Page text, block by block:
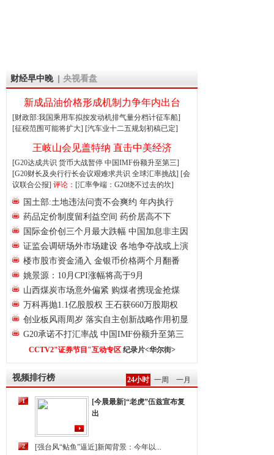
财经早中晚 央视看盘
新成品油价格形成机制力争年内出台
[财政部:我国乘用车拟按发动机排气量分档计征车船]
[征税范围可能将扩大] [汽车业十二五规划初稿已定]
王岐山会见盖特纳 直击中美经济
[G20达成共识 货币大战暂停 中国IMF份额升至第三]
[G20财长及央行行长会议艰难求共识 全球汇率挑战] [会
议联合公报] 评论： [汇率争端：G20绕不过去的坎]
国土部:土地违法问责不会爽约 年内执行
药品定价制度留利益空间 药价居高不下
国际金价创三个月最大跌幅 中国加息非主因
证监会调研场外市场建设 各地争夺战或上演
楼市股市资金涌入 金银币价格两个月翻番
姚景源：10月CPI涨幅将高于9月
山西煤炭市场意外偏紧 购煤者携现金抢煤
万科再抛1.1亿股股权 王石获660万股期权
创业板风雨周岁 落实自主创新战略作用初显
G20承诺不打汇率战 中国IMF份额升至第三
CCTV2"证券节目"互动专区 纪录片<华尔街>
视频排行榜 24小时 一周 一月
1
[今晨最新]“老虎”伍兹宣布复
出
2 [强台风“鲇鱼”逼近]新闻背景：今年以...